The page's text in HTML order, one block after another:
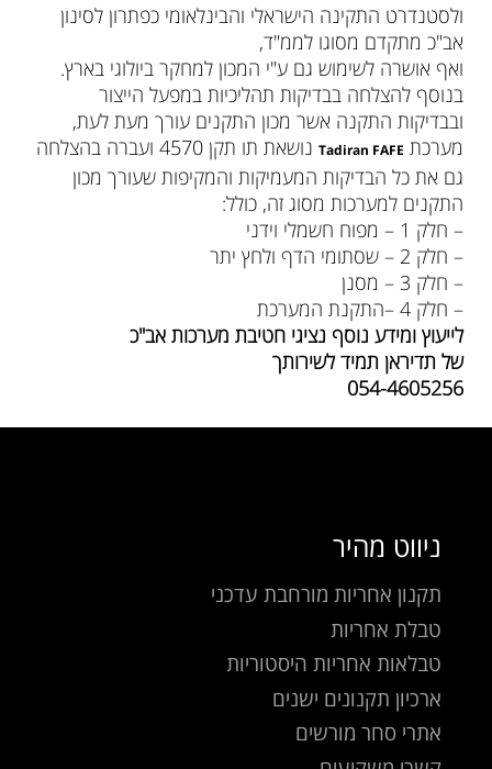
ולסטנדרט התקינה הישראלי והבינלאומי כפתרון לסינון
אב"כ מתקדם מסוגו לממ"ד,
ואף אושרה לשימוש גם ע"י המכון למחקר ביולוגי בארץ.
בנוסף להצלחה בבדיקות תהליכיות במפעל הייצור
ובבדיקות התקנה אשר מכון התקנים עורך מעת לעת,
מערכת Tadiran FAFE
נושאת תו תקן 4570 ועברה בהצלחה
גם את כל הבדיקות המעמיקות והמקיפות שעורך מכון
התקנים למערכות מסוג זה, כולל:
– חלק 1 – מפוח חשמלי וידני
– חלק 2 – שסתומי הדף ולחץ יתר
– חלק 3 – מסנן
– חלק 4 –התקנת המערכת
לייעוץ ומידע נוסף נציגי חטיבת מערכות אב"כ
של תדיראן תמיד לשירותך
054-4605256
ניווט מהיר
תקנון אחריות מורחבת עדכני
טבלת אחריות
טבלאות אחריות היסטוריות
ארכיון תקנונים ישנים
אתרי סחר מורשים